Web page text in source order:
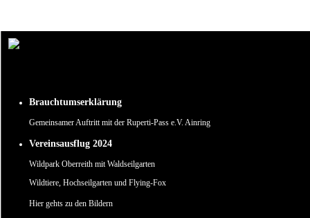
Brauchtumserklärung
Gemeinsamer Auftritt mit der Ruperti-Pass e.V. Ainring
Vereinsausflug 2024
Wildpark Oberreith mit Waldseilgarten
Wildtiere, Hochseilgarten und Flying-Fox
Hier gehts zu den Bildern